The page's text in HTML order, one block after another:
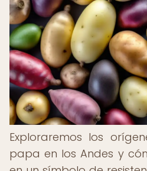
Exploraremos los
papa en los Andes y